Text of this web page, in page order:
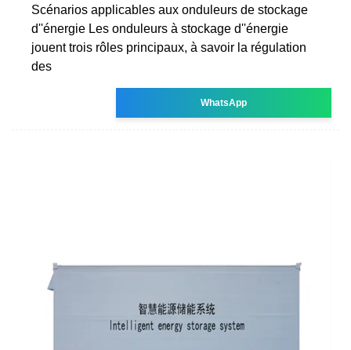
Scénarios applicables aux onduleurs de stockage
d''énergie Les onduleurs à stockage d''énergie
jouent trois rôles principaux, à savoir la régulation
des
WhatsApp